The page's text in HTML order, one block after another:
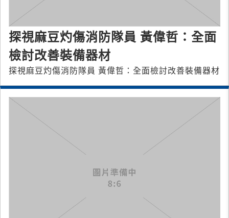
探視麻豆灼傷消防隊員 黃偉哲：全面
檢討改善裝備器材
探視麻豆灼傷消防隊員 黃偉哲：全面檢討改善裝備器材